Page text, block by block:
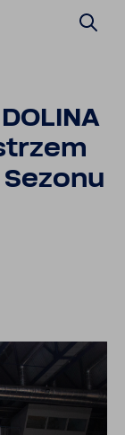
Sezonu